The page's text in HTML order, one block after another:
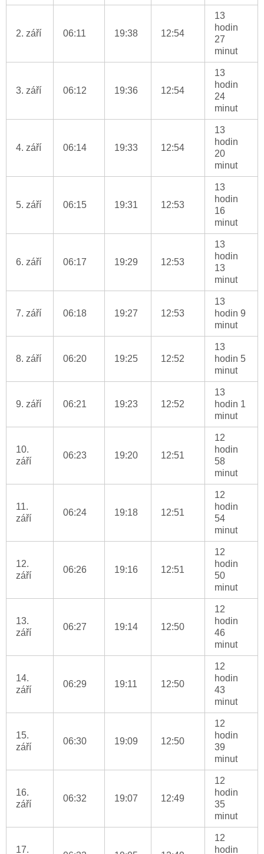
2. září 06:11 19:38 12:54
13
hodin
27
minut
3. září 06:12 19:36 12:54
13
hodin
24
minut
4. září 06:14 19:33 12:54
13
hodin
20
minut
5. září 06:15 19:31 12:53
13
hodin
16
minut
6. září 06:17 19:29 12:53
13
hodin
13
minut
7. září 06:18 19:27 12:53
13
hodin 9
minut
8. září 06:20 19:25 12:52
13
hodin 5
minut
9. září 06:21 19:23 12:52
13
hodin 1
minut
10.
září
06:23 19:20 12:51
12
hodin
58
minut
11.
září
06:24 19:18 12:51
12
hodin
54
minut
12.
září
06:26 19:16 12:51
12
hodin
50
minut
13.
září
06:27 19:14 12:50
12
hodin
46
minut
14.
září
06:29 19:11 12:50
12
hodin
43
minut
15.
září
06:30 19:09 12:50
12
hodin
39
minut
16.
září
06:32 19:07 12:49
12
hodin
35
minut
17.
12
hodin